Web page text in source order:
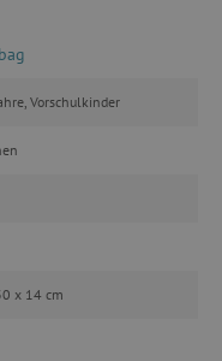
Vorschulkinder
x 14 cm